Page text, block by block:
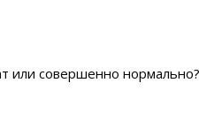
или совершенно